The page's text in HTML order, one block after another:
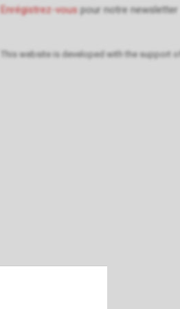
Enrégistrez-vouspour notre newsletter
This website is developed with the support of: